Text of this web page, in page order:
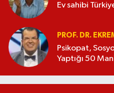
Ev sahibi
PROF. DR.
Psikopat,
Yaptığı 50